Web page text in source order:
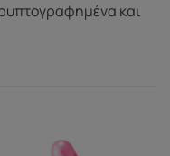
και